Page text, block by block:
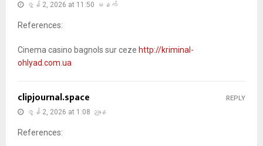
ဇွန် 2, 2026 at 11:50 မနက်
References:
Cinema casino bagnols sur ceze http://kriminal-
ohlyad.com.ua
clipjournal.space
ဇွန် 2, 2026 at 1:08 ညနေ
References:
REPLY